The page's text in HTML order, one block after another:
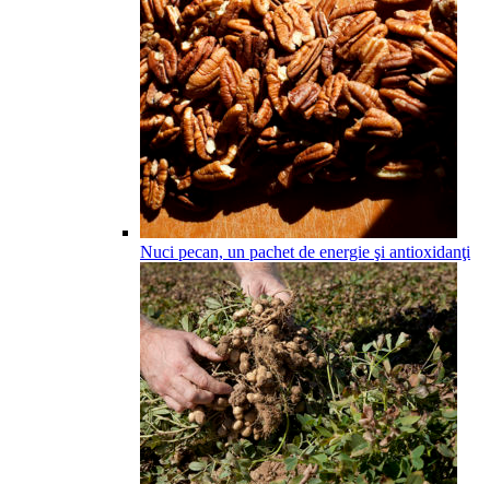
Nuci pecan, un pachet de energie şi antioxidanţi